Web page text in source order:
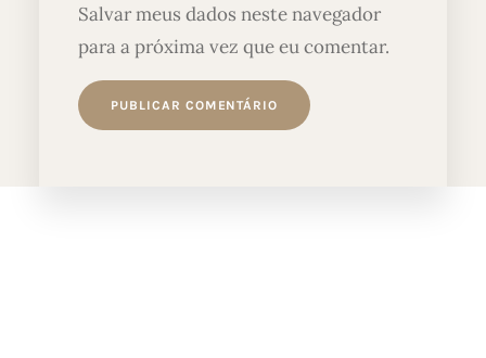
Salvar meus dados neste navegador
para a próxima vez que eu comentar.